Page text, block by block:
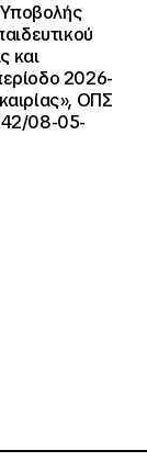
και
2026-
ΟΠΣ
08-05-